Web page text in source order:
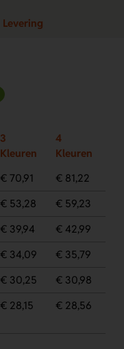
Levering
3
Kleuren
4
Kleuren
€ 70,91
€ 81,22
€ 53,28
€ 59,23
€ 39,94
€ 42,99
€ 34,09
€ 35,79
€ 30,25
€ 30,98
€ 28,15 € 28,56